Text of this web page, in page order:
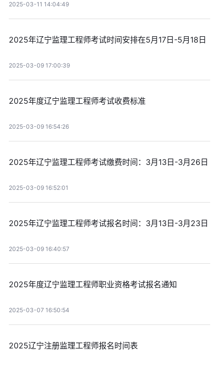
2025-03-11 14:04:49
2025年辽宁监理工程师考试时间安排在5月17日-5月18日
2025-03-09 17:00:39
2025年度辽宁监理工程师考试收费标准
2025-03-09 16:54:26
2025年辽宁监理工程师考试缴费时间：3月13日-3月26日
2025-03-09 16:52:01
2025年辽宁监理工程师考试报名时间：3月13日-3月23日
2025-03-09 16:40:57
2025年度辽宁监理工程师职业资格考试报名通知
2025-03-07 16:50:54
2025辽宁注册监理工程师报名时间表